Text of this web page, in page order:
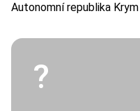
Autonomní republika Krym
?